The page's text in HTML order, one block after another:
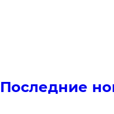
Последние